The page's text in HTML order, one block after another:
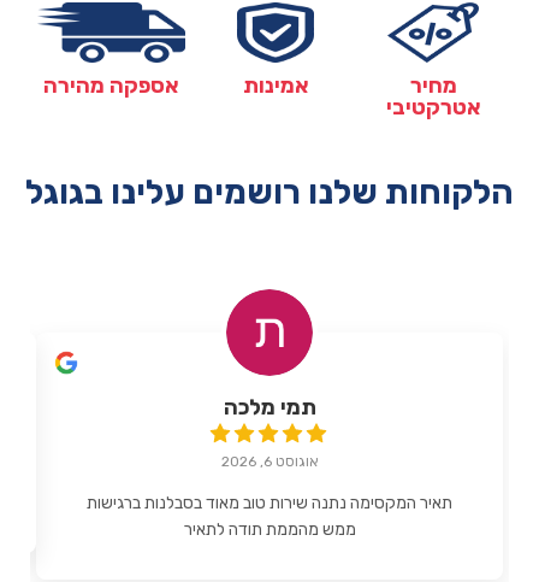
מחיר
אטרקטיבי
אמינות אספקה מהירה
הלקוחות שלנו רושמים עלינו בגוגל
תמי מלכה
אוגוסט 6, 2026
תאיר המקסימה נתנה שירות טוב מאוד בסבלנות ברגישות
ממש מהממת תודה לתאיר